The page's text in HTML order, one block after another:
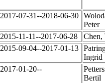
2017-07-31--2018-06-30
Peter
2015-11-11--2017-06-28
2015-09-04--2017-01-13
Ingrid
2017-01-20--
Bertil